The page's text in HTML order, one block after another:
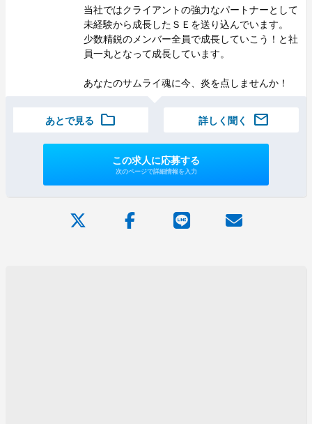
当社ではクライアントの強力なパートナーとして
未経験から成長したＳＥを送り込んでいます。
少数精鋭のメンバー全員で成長していこう！と社
員一丸となって成長しています。
あなたのサムライ魂に今、炎を点しませんか！
あとで見る folder 詳しく聞く mail
この求人に応募する
次のページで詳細情報を入力